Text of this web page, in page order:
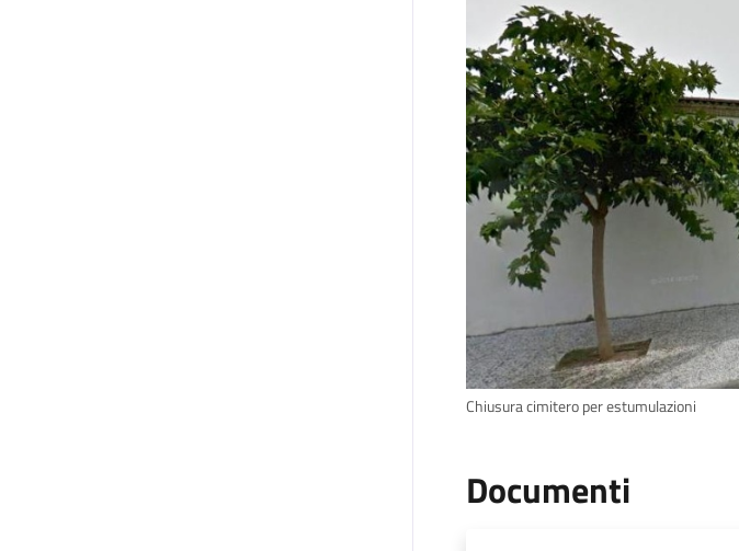
Chiusura cimitero per estumulazioni
Documenti